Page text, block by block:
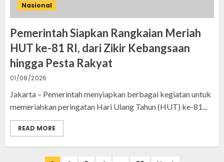
Nasional
Pemerintah Siapkan Rangkaian Meriah
HUT ke-81 RI, dari Zikir Kebangsaan
hingga Pesta Rakyat
01/08/2026
Jakarta – Pemerintah menyiapkan berbagai kegiatan untuk
memeriahkan peringatan Hari Ulang Tahun (HUT) ke-81...
READ MORE